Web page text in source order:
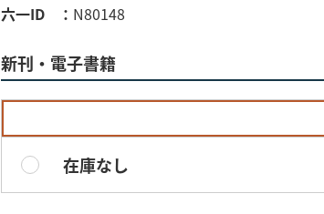
六一ID
N80148
新刊・電子書籍
在庫なし